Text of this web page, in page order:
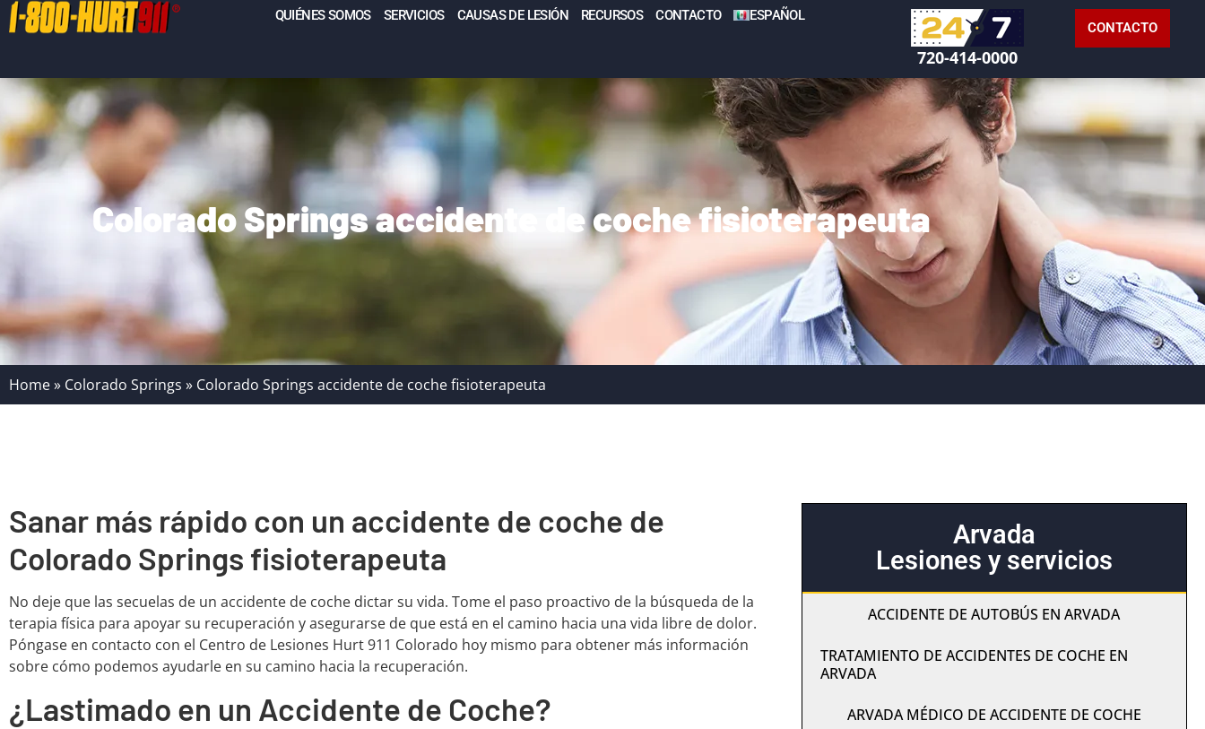
QUIÉNES SOMOS SERVICIOS CAUSAS DE LESIÓN RECURSOS CONTACTO ESPAÑOL
720-414-0000
CONTACTO
Colorado Springs accidente de coche fisioterapeuta
Home» Colorado Springs » Colorado Springs accidente de coche fisioterapeuta
Sanar más rápido con un accidente de coche de
Colorado Springs fisioterapeuta
No deje que las secuelas de un accidente de coche dictar su vida. Tome el paso proactivo de la búsqueda de la
terapia física para apoyar su recuperación y asegurarse de que está en el camino hacia una vida libre de dolor.
Póngase en contacto con el Centro de Lesiones Hurt 911 Colorado hoy mismo para obtener más información
sobre cómo podemos ayudarle en su camino hacia la recuperación.
¿Lastimado en un Accidente de Coche?
Arvada
Lesiones y servicios
ACCIDENTE DE AUTOBÚS EN ARVADA
TRATAMIENTO DE ACCIDENTES DE COCHE EN
ARVADA
ARVADA MÉDICO DE ACCIDENTE DE COCHE